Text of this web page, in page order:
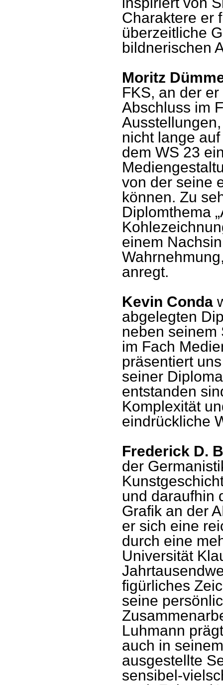
Charaktere er
überzeitliche
bildnerischen
Moritz
FKS, an der
Abschluss im
nicht lange
dem WS 23
von der seine
können. Zu
Diplomthema
einem
anregt.
Kevin Conda
abgelegten
neben seinem
im Fach
präsentiert
seiner
entstanden
Komplexität
eindrückliche
Frederick D.
der
und daraufhin
Grafik an der
er sich eine
durch eine
Universität
figürliches
seine
Luhmann
auch in
ausgestellte
sensibel-